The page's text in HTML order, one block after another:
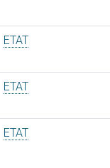
ETAT
ETAT
ETAT